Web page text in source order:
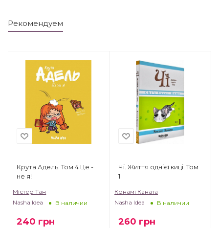
Рекомендуем
Крута Адель. Том 4 Це -
не я!
Містер Тан
Nasha Idea
В наличии
240 грн
Чі. Життя однієї киці. Том
1
Конамі Каната
Nasha Idea
В наличии
260 грн